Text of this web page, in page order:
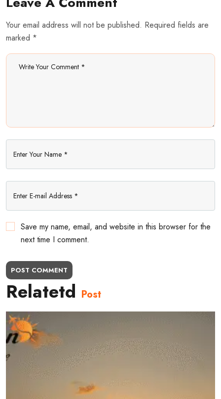
Your email address will not be published. Required fields are
marked *
Save my name, email, and website in this browser for the
next time I comment.
POST COMMENT
Relatetd Post